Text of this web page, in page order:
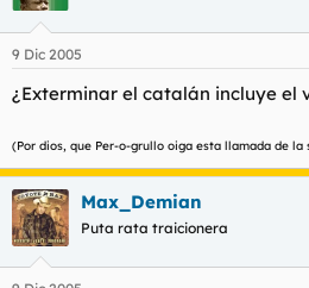
9 Dic 2005
¿Exterminar el catalán incluye el
(Por dios, que Per-o-grullo oiga esta llamada de la
Max_Demian
Puta rata traicionera